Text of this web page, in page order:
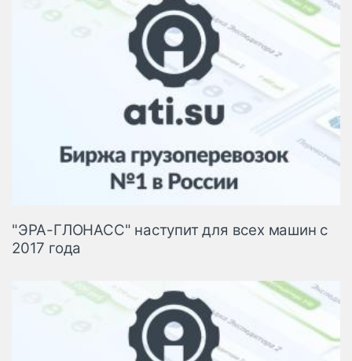
"ЭРА-ГЛОНАСС" наступит для всех машин с
2017 года